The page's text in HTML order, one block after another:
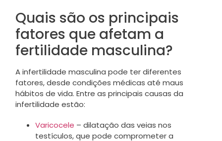
Quais são os principais
fatores que afetam a
fertilidade masculina?
A infertilidade masculina pode ter diferentes
fatores, desde condições médicas até maus
hábitos de vida. Entre as principais causas da
infertilidade estão:
Varicocele – dilatação das veias nos
testículos, que pode comprometer a